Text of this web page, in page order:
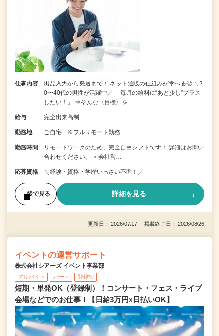
仕事内容
出品入力から発送まで！ ネット通販の仕組みが学べる◎ ＼2
0〜40代の男性が活躍中／ 「毎月の給料に“あと少し”プラス
したい！」 ⇒そんな〈目標〉を…
給与 完全出来高制
勤務地 ご自宅 ※フルリモート勤務
勤務時間
リモートワークのため、完全自由シフトです！ 詳細はお問い
合わせください。 ＜会社営…
応募資格 ＼経験・資格・学歴いっさい不問！／
後で見る 詳細を見る
更新日： 2026/07/17 掲載終了日： 2026/08/26
イベントの運営サポート
株式会社シアーズ イベント事業部
アルバイト パート 登録制
短期・単発OK（登録制）！コンサート・フェス・ライブ
会場などでのお仕事！【日給3万円×日払いOK】